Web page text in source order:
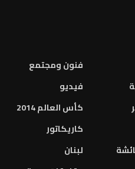
فنون ومجتمع
فيديو
كأس العالم 2014
كاريكاتور
لبنان